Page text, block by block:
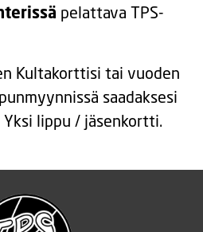
pelattava TPS-
Kultakorttisi tai vuoden
saadaksesi
lippu / jäsenkortti.